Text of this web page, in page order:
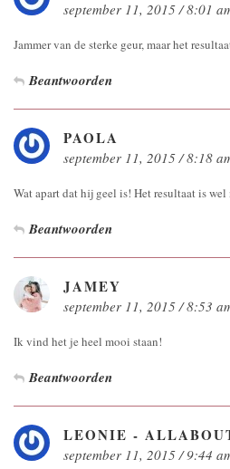
september 11, 2015 / 8:01
Jammer van de sterke geur, maar het
Beantwoorden
PAOLA
september 11, 2015 / 8:18
Wat apart dat hij geel is! Het resultaat is
Beantwoorden
JAMEY
september 11, 2015 / 8:53
Ik vind het je heel mooi staan!
Beantwoorden
LEONIE -
september 11, 2015 / 9:44